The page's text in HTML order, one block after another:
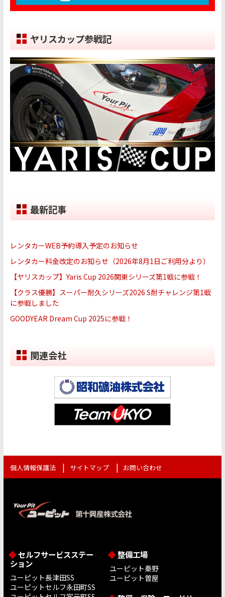
ヤリスカップ参戦記
最新記事
レンタカーWEB予約導入予定のお知らせ
レンタカー料金改定のお知らせ（2026年8月1日ご利用分より）
【ヤリスカップ】Yaris Cup 2026関東シリーズ第1戦に参戦！
【クラス優勝】スーパー耐久シリーズ2026 S耐チャレンジ第1戦
に参戦しました
GOODYEAR Dream Cup 2025に参戦！
関連会社
個人情報保護法 サイトマップ お問い合わせ
セルフサービスステー
ション
ユーピット長津田SS
ユーピットセルフ永田町SS
整備工場
ユーピット秦野
ユーピット曽屋